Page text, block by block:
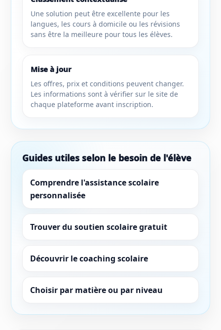
Une solution peut être excellente pour les
langues, les cours à domicile ou les révisions
sans être la meilleure pour tous les élèves.
Mise à jour
Les offres, prix et conditions peuvent changer.
Les informations sont à vérifier sur le site de
chaque plateforme avant inscription.
Guides utiles selon le besoin de l'élève
Comprendre l'assistance scolaire
personnalisée
Trouver du soutien scolaire gratuit
Découvrir le coaching scolaire
Choisir par matière ou par niveau